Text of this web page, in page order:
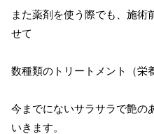
また薬剤を使う際でも、施術
せて
数種類のトリートメント（栄
今までにないサラサラで艶の
いきます。